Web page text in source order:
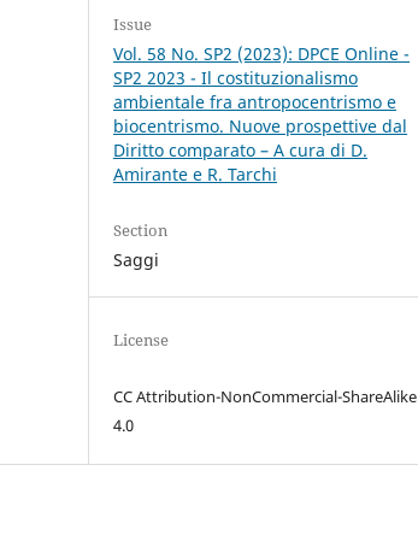
Issue
Vol. 58 No. SP2 (2023): DPCE Online -
SP2 2023 - Il costituzionalismo
ambientale fra antropocentrismo e
biocentrismo. Nuove prospettive dal
Diritto comparato – A cura di D.
Amirante e R. Tarchi
Section
Saggi
License
CC Attribution-NonCommercial-ShareAlike
4.0